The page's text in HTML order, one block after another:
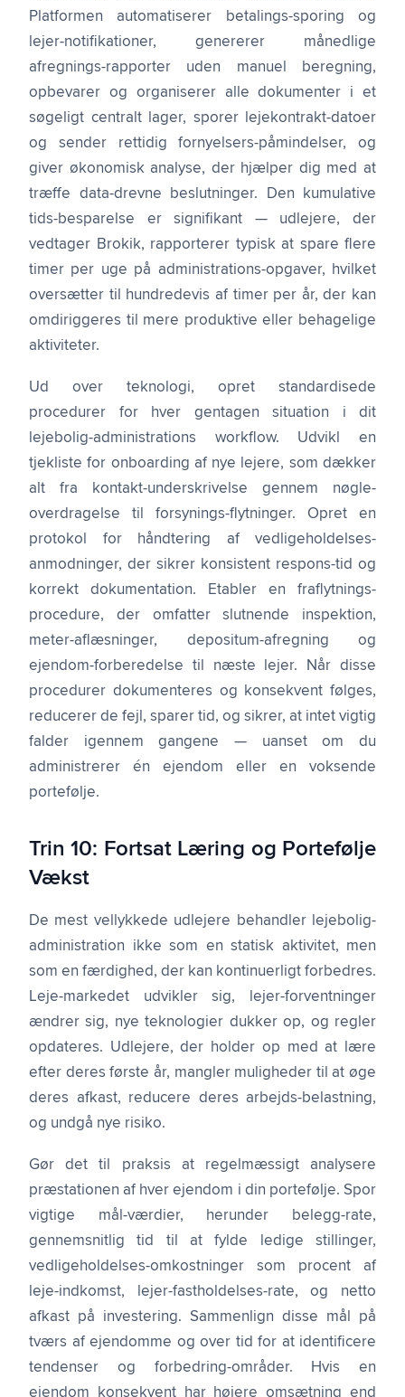
Platformen automatiserer betalings-sporing og
lejer-notifikationer, genererer månedlige
afregnings-rapporter uden manuel beregning,
opbevarer og organiserer alle dokumenter i et
søgeligt centralt lager, sporer lejekontrakt-datoer
og sender rettidig fornyelsers-påmindelser, og
giver økonomisk analyse, der hjælper dig med at
træffe data-drevne beslutninger. Den kumulative
tids-besparelse er signifikant — udlejere, der
vedtager Brokik, rapporterer typisk at spare flere
timer per uge på administrations-opgaver, hvilket
oversætter til hundredevis af timer per år, der kan
omdiriggeres til mere produktive eller behagelige
aktiviteter.
Ud over teknologi, opret standardisede
procedurer for hver gentagen situation i dit
lejebolig-administrations workflow. Udvikl en
tjekliste for onboarding af nye lejere, som dækker
alt fra kontakt-underskrivelse gennem nøgle-
overdragelse til forsynings-flytninger. Opret en
protokol for håndtering af vedligeholdelses-
anmodninger, der sikrer konsistent respons-tid og
korrekt dokumentation. Etabler en fraflytnings-
procedure, der omfatter slutnende inspektion,
meter-aflæsninger, depositum-afregning og
ejendom-forberedelse til næste lejer. Når disse
procedurer dokumenteres og konsekvent følges,
reducerer de fejl, sparer tid, og sikrer, at intet vigtig
falder igennem gangene — uanset om du
administrerer én ejendom eller en voksende
portefølje.
Trin 10: Fortsat Læring og Portefølje
Vækst
De mest vellykkede udlejere behandler lejebolig-
administration ikke som en statisk aktivitet, men
som en færdighed, der kan kontinuerligt forbedres.
Leje-markedet udvikler sig, lejer-forventninger
ændrer sig, nye teknologier dukker op, og regler
opdateres. Udlejere, der holder op med at lære
efter deres første år, mangler muligheder til at øge
deres afkast, reducere deres arbejds-belastning,
og undgå nye risiko.
Gør det til praksis at regelmæssigt analysere
præstationen af hver ejendom i din portefølje. Spor
vigtige mål-værdier, herunder belegg-rate,
gennemsnitlig tid til at fylde ledige stillinger,
vedligeholdelses-omkostninger som procent af
leje-indkomst, lejer-fastholdelses-rate, og netto
afkast på investering. Sammenlign disse mål på
tværs af ejendomme og over tid for at identificere
tendenser og forbedring-områder. Hvis en
ejendom konsekvent har højere omsætning end